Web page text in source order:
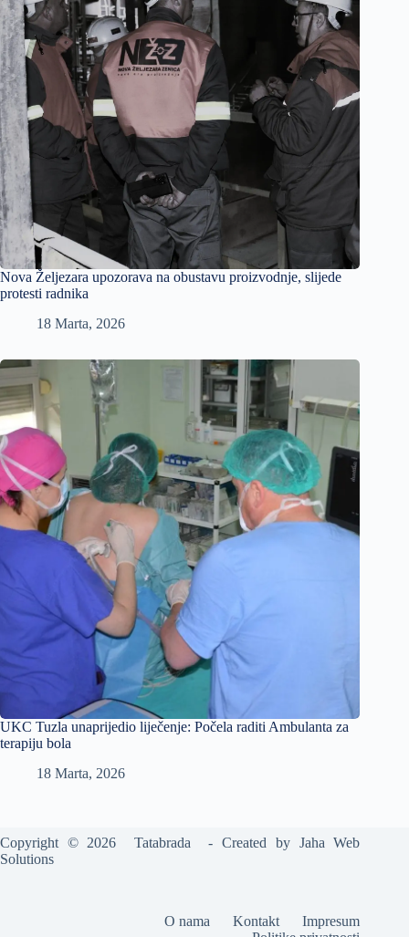
Nova Željezara upozorava na obustavu proizvodnje, slijede
protesti radnika
18 Marta, 2026
UKC Tuzla unaprijedio liječenje: Počela raditi Ambulanta za
terapiju bola
18 Marta, 2026
Copyright © 2026 Tatabrada - Created by Jaha Web
Solutions
O nama Kontakt
Impresum